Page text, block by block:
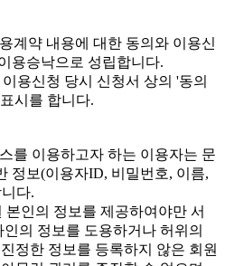
계약 내용에 대한 동의와 이용신
용승낙으로 성립합니다.
용신청 당시 신청서 상의 '동의
시를 합니다.
를 이용하고자 하는 이용자는 문
정보(이용자ID, 비밀번호, 이름,
다.
인의 정보를 제공하여야만 서
의 정보를 도용하거나 허위의
정한 정보를 등록하지 않은 회원